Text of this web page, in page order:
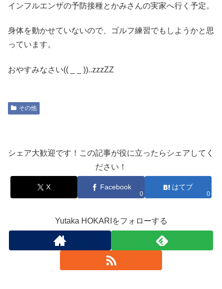
インフルエンザの予防接種とかみさんの実家へ行く予定。
身体を動かせていないので、ゴルフ練習でもしようかと思
っています。
おやすみなさい(( _ _ ))..zzzZZ
その他
シェア大歓迎です！この記事が役に立ったらシェアしてく
ださい！
X Facebook
0
はてブ
0
Yutaka HOKARIをフォローする